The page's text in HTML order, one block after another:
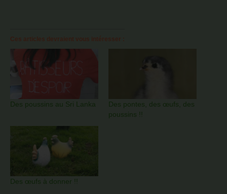
Des poussins au Sri Lanka
Des pontes, des œufs, des
poussins !!
Des œufs à donner !!